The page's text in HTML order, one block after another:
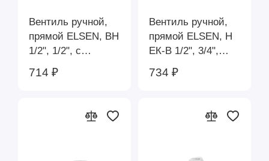
Вентиль ручной,
прямой ELSEN, ВН
1/2", 1/2", с
уплотнением O-
RING EVR08.1211
714 ₽
Вентиль ручной,
прямой ELSEN, Н
ЕК-В 1/2", 3/4",
евроконус, с
уплотнением O-
734 ₽